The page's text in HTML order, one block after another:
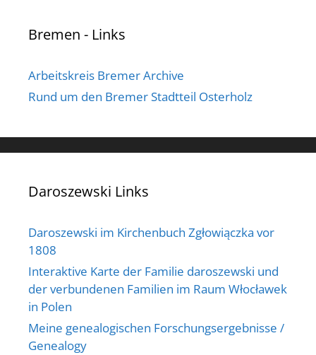
Bremen - Links
Arbeitskreis Bremer Archive
Rund um den Bremer Stadtteil Osterholz
Daroszewski Links
Daroszewski im Kirchenbuch Zgłowiączka vor
1808
Interaktive Karte der Familie daroszewski und
der verbundenen Familien im Raum Włocławek
in Polen
Meine genealogischen Forschungsergebnisse /
Genealogy